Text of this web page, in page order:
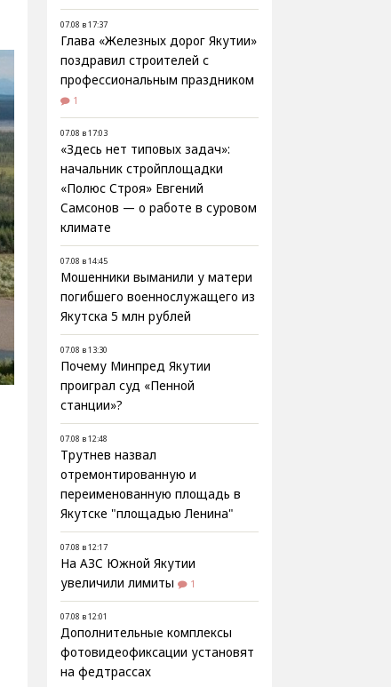
07.08 в 17:37
Глава «Железных дорог Якутии»
поздравил строителей с
профессиональным праздником
1
07.08 в 17:03
«Здесь нет типовых задач»:
начальник стройплощадки
«Полюс Строя» Евгений
Самсонов — о работе в суровом
климате
07.08 в 14:45
Мошенники выманили у матери
погибшего военнослужащего из
Якутска 5 млн рублей
07.08 в 13:30
Почему Минпред Якутии
проиграл суд «Пенной
станции»?
07.08 в 12:48
Трутнев назвал
отремонтированную и
переименованную площадь в
Якутске "площадью Ленина"
07.08 в 12:17
На АЗС Южной Якутии
увеличили лимиты
1
07.08 в 12:01
Дополнительные комплексы
фотовидеофиксации установят
на федтрассах